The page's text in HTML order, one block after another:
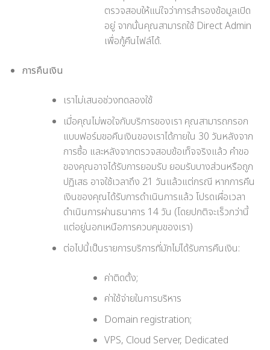
ตรวจสอบให้แน่ใจว่าการสำรองข้อมูลเปิด
อยู่ จากนั้นคุณสามารถใช้ Direct Admin
เพื่อกู้คืนไฟล์ได้.
การคืนเงิน
เราไม่เสนอช่วงทดลองใช้
เมื่อคุณไม่พอใจกับบริการของเรา คุณสามารถกรอก
แบบฟอร์มขอคืนเงินของเราได้ภายใน 30 วันหลังจาก
การซื้อ และหลังจากตรวจสอบข้อเท็จจริงแล้ว คำขอ
ของคุณอาจได้รับการยอมรับ ยอมรับบางส่วนหรือถูก
ปฏิเสธ อาจใช้เวลาถึง 21 วันแล้วแต่กรณี หากการคืน
เงินของคุณได้รับการดำเนินการแล้ว โปรดเผื่อเวลา
ดำเนินการผ่านธนาคาร 14 วัน (โดยปกติจะเร็วกว่านี้
แต่อยู่นอกเหนือการควบคุมของเรา)
ต่อไปนี้เป็นรายการบริการที่มักไม่ได้รับการคืนเงิน:
ค่าติดตั้ง;
ค่าใช้จ่ายในการบริหาร
Domain registration;
VPS, Cloud Server, Dedicated